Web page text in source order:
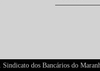
dos Bancários do